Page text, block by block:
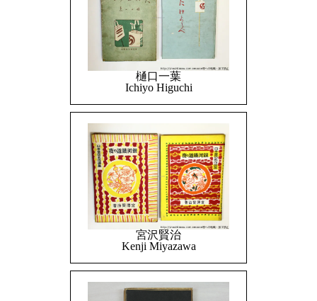
樋口一葉
Ichiyo Higuchi
宮沢賢治
Kenji Miyazawa